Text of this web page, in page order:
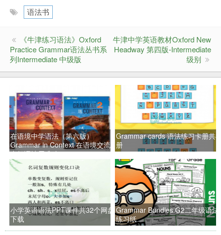
语法书
《牛津练习语法》Oxford
Practice Grammar语法丛书系
列Intermediate 中级版
牛津中学英语教材Oxford New
Headway 第四版-Intermediate
级别
在语境中学语法（第六版）
Grammar in Context 在语境交流
中把语法用准确
Grammar cards 语法练习卡册共3
册
小学英语语法PPT课件共32个网盘
下载
Grammar Bundles G2二年级语法
练习纸